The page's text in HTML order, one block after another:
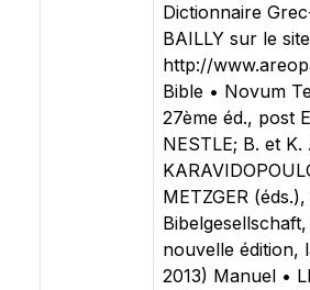
Dictionnaire
BAILLY sur le
http://
Bible • Novum
27ème éd., post
NESTLE; B. et
METZGER
nouvelle édition,
2013) Manuel •